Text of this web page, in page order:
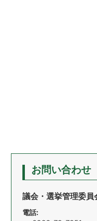
お問い合わせ
議会・選挙管理委員
電話: